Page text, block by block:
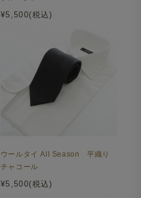
¥5,500(税込)
ウールタイ All Season 平織り
チャコール
¥5,500(税込)